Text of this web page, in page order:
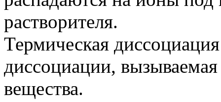
растворителя.
Термическая
диссоциации,
вещества.